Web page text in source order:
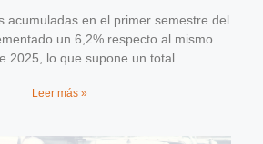
acumuladas en el primer semestre del
un 6,2% respecto al mismo
2025, lo que supone un total
Leer más »